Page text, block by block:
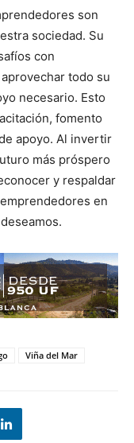
son
sociedad. Su
con
todo su
necesario. Esto
fomento
apoyo. Al invertir
más próspero
y respaldar
en
Viña del Mar